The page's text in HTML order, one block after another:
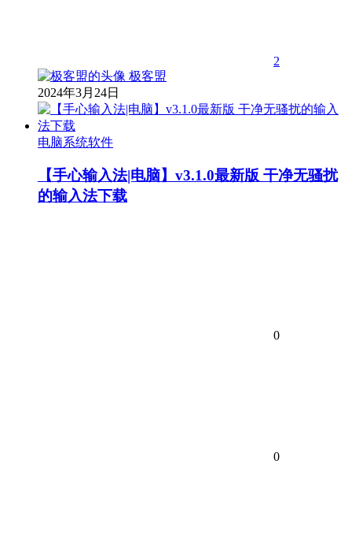
2
极客盟
2024年3月24日
电脑系统软件
【手心输入法|电脑】v3.1.0最新版 干净无骚扰
的输入法下载
0
0